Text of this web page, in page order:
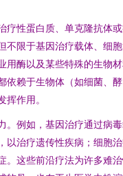
疗性蛋白质、单克隆抗体
不限于基因治疗载体、细
用酶以及某些特殊的生物
依赖于生物体（如细菌、酵
作用。
。例如，基因治疗通过病
以治疗遗传性疾病；细胞
。这些前沿疗法为许多难